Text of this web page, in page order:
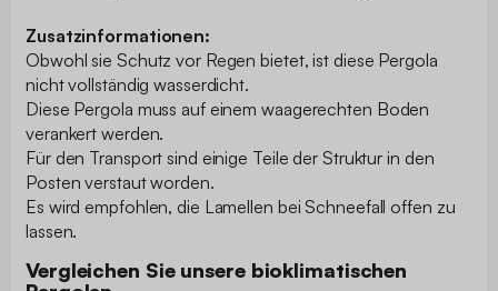
Zusatzinformationen:
Obwohl sie Schutz vor Regen bietet, ist diese Pergola
nicht vollständig wasserdicht.
Diese Pergola muss auf einem waagerechten Boden
verankert werden.
Für den Transport sind einige Teile der Struktur in den
Posten verstaut worden.
Es wird empfohlen, die Lamellen bei Schneefall offen zu
lassen.
Vergleichen Sie unsere bioklimatischen